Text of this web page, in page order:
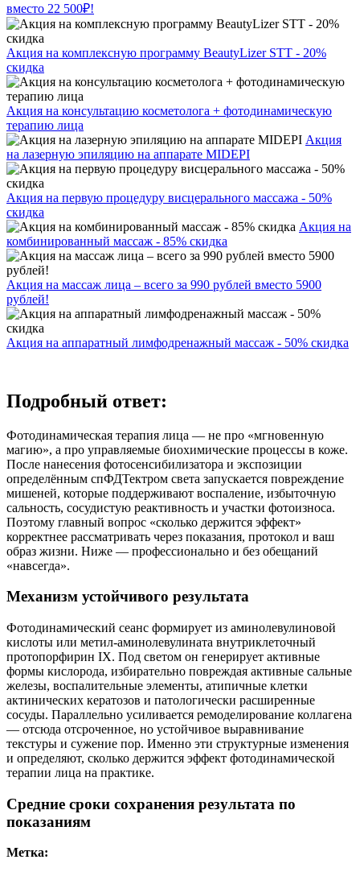
вместо 22 500₽!
Акция на комплексную программу BeautyLizer STT - 20%
скидка
Акция на консультацию косметолога + фотодинамическую
терапию лица
Акция
на лазерную эпиляцию на аппарате MIDEPI
Акция на первую процедуру висцерального массажа - 50%
скидка
Акция на
комбинированный массаж - 85% скидка
Акция на массаж лица – всего за 990 рублей вместо 5900
рублей!
Акция на аппаратный лимфодренажный массаж - 50% скидка
Подробный ответ:
Фотодинамическая терапия лица — не про «мгновенную
магию», а про управляемые биохимические процессы в коже.
После нанесения фотосенсибилизатора и экспозиции
определённым спФДТектром света запускается повреждение
мишеней, которые поддерживают воспаление, избыточную
сальность, сосудистую реактивность и участки фотоизноса.
Поэтому главный вопрос «сколько держится эффект»
корректнее рассматривать через показания, протокол и ваш
образ жизни. Ниже — профессионально и без обещаний
«навсегда».
Механизм устойчивого результата
Фотодинамический сеанс формирует из аминолевулиновой
кислоты или метил-аминолевулината внутриклеточный
протопорфирин IX. Под светом он генерирует активные
формы кислорода, избирательно повреждая активные сальные
железы, воспалительные элементы, атипичные клетки
актинических кератозов и патологически расширенные
сосуды. Параллельно усиливается ремоделирование коллагена
— отсюда отсроченное, но устойчивое выравнивание
текстуры и сужение пор. Именно эти структурные изменения
и определяют, сколько держится эффект фотодинамической
терапии лица на практике.
Средние сроки сохранения результата по
показаниям
Метка: